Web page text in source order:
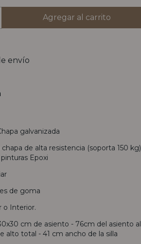
envío
galvanizada
chapa de alta resistencia (soporta 150 kg)
Epoxi
de goma
o Interior.
cm de asiento - 76cm del asiento al
alto total - 41 cm ancho de la silla